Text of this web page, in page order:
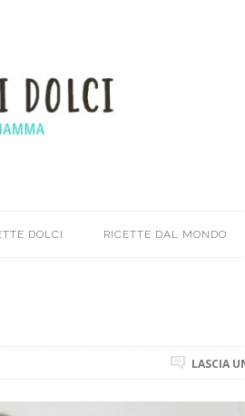
DOLCI RICETTE DAL MONDO
LASCIA